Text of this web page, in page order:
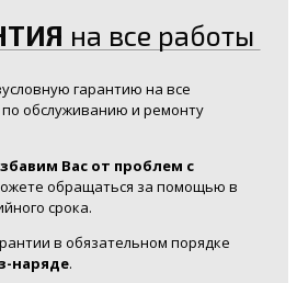
на все работы
гарантию на все
обслуживанию и ремонту
Вас от проблем с
обращаться за помощью в
срока.
в обязательном порядке
наряде.